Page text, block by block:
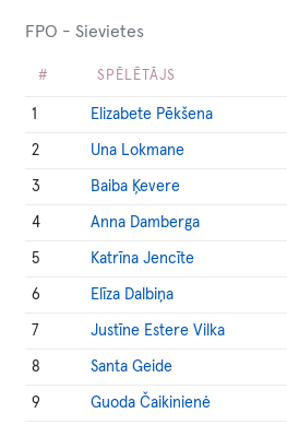
FPO - Sievietes
# SPĒLĒTĀJS
1 Elizabete Pēkšena
2 Una Lokmane
3 Baiba Ķevere
4 Anna Damberga
5 Katrīna Jencīte
6 Elīza Dalbiņa
7 Justīne Estere Vilka
8 Santa Geide
9 Guoda Čaikinienė